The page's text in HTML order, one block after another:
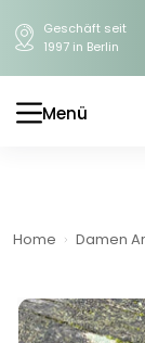
Geschäft seit
1997 in Berlin
Menü
Home Damen